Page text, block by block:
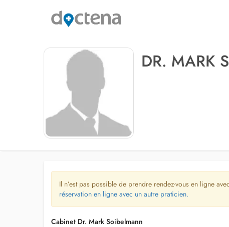
DR. MARK
Il n’est pas possible de prendre rendez-vous en ligne
réservation en ligne avec un autre praticien.
Cabinet Dr. Mark Soibelmann